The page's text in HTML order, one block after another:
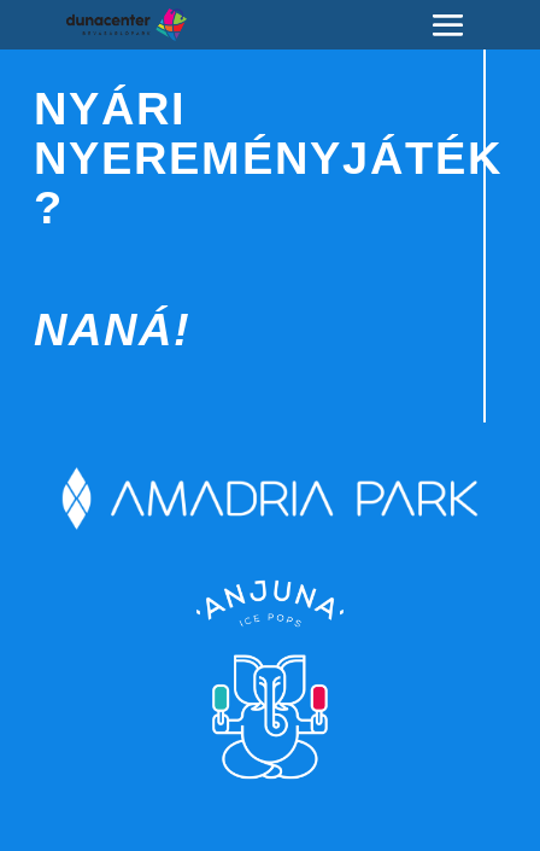
NYÁRI
NYEREMÉNYJÁTÉK
?
NANÁ!